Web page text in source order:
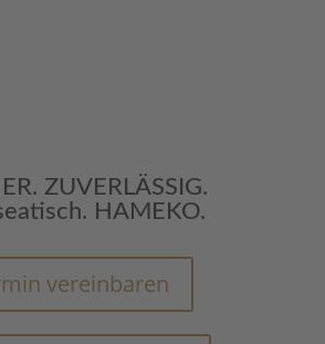
ZUVERLÄSSIG.
HAMEKO.
vereinbaren